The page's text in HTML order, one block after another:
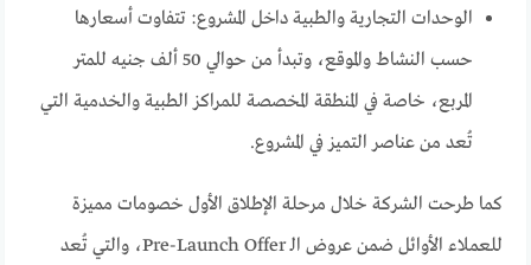
الوحدات التجارية والطبية داخل المشروع: تتفاوت أسعارها
حسب النشاط والموقع، وتبدأ من حوالي 50 ألف جنيه للمتر
المربع، خاصة في المنطقة المخصصة للمراكز الطبية والخدمية التي
تُعد من عناصر التميز في المشروع.
كما طرحت الشركة خلال مرحلة الإطلاق الأول خصومات مميزة
للعملاء الأوائل ضمن عروض الـ Pre-Launch Offer، والتي تُعد